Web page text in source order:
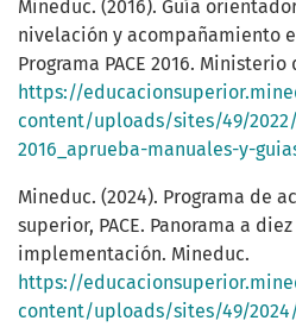
Mineduc. (2016). Guía
nivelación y acompañamiento
Programa PACE 2016.
https://
content/uploads/sites/49/2022/
2016_aprueba-manuales-y-
Mineduc. (2024). Programa de
superior, PACE. Panorama a
implementación. Mineduc.
https://
content/uploads/sites/49/